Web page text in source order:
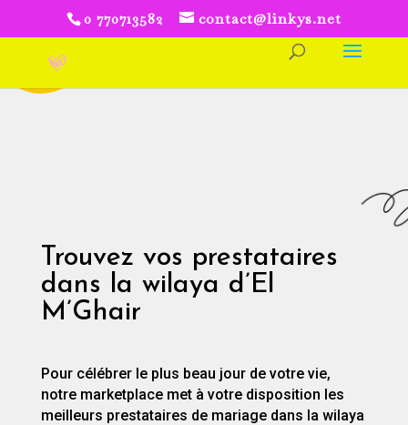
0 770713582 contact@linkys.net
Trouvez vos prestataires
dans la wilaya d’El
M’Ghair
Pour célébrer le plus beau jour de votre vie,
notre marketplace met à votre disposition les
meilleurs prestataires de mariage dans la wilaya